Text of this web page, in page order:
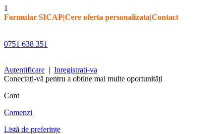
1
Formular SICAP|Cere oferta personalizata|Contact
0751 638 351
Autentificare | Inregistrati-va
Conectați-vă pentru a obține mai multe oportunități
Cont
Comenzi
Listă de preferințe